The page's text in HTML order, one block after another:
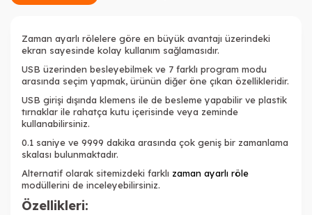
Zaman ayarlı rölelere göre en büyük avantajı üzerindeki
ekran sayesinde kolay kullanım sağlamasıdır.
USB üzerinden besleyebilmek ve 7 farklı program modu
arasında seçim yapmak, ürünün diğer öne çıkan özellikleridir.
USB girişi dışında klemens ile de besleme yapabilir ve plastik
tırnaklar ile rahatça kutu içerisinde veya zeminde
kullanabilirsiniz.
0.1 saniye ve 9999 dakika arasında çok geniş bir zamanlama
skalası bulunmaktadır.
Alternatif olarak sitemizdeki farklı zaman ayarlı röle
modüllerini de inceleyebilirsiniz.
Özellikleri: